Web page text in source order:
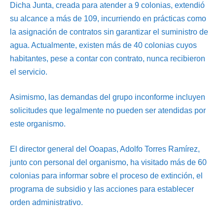
Dicha Junta, creada para atender a 9 colonias, extendió
su alcance a más de 109, incurriendo en prácticas como
la asignación de contratos sin garantizar el suministro de
agua. Actualmente, existen más de 40 colonias cuyos
habitantes, pese a contar con contrato, nunca recibieron
el servicio.
Asimismo, las demandas del grupo inconforme incluyen
solicitudes que legalmente no pueden ser atendidas por
este organismo.
El director general del Ooapas, Adolfo Torres Ramírez,
junto con personal del organismo, ha visitado más de 60
colonias para informar sobre el proceso de extinción, el
programa de subsidio y las acciones para establecer
orden administrativo.